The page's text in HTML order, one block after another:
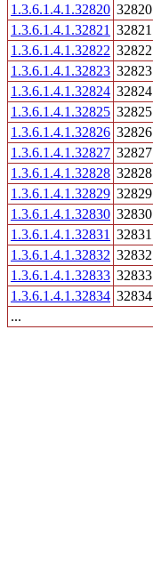
1.3.6.1.4.1.32820 32820
1.3.6.1.4.1.32821 32821
1.3.6.1.4.1.32822 32822
1.3.6.1.4.1.32823 32823
1.3.6.1.4.1.32824 32824
1.3.6.1.4.1.32825 32825
1.3.6.1.4.1.32826 32826
1.3.6.1.4.1.32827 32827
1.3.6.1.4.1.32828 32828
1.3.6.1.4.1.32829 32829
1.3.6.1.4.1.32830 32830
1.3.6.1.4.1.32831 32831
1.3.6.1.4.1.32832 32832
1.3.6.1.4.1.32833 32833
1.3.6.1.4.1.32834 32834
...